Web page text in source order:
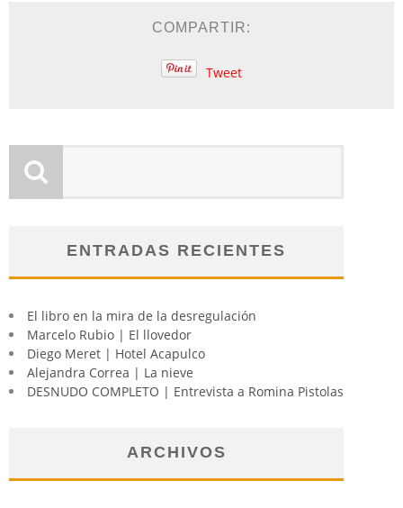
COMPARTIR:
Tweet
ENTRADAS RECIENTES
El libro en la mira de la desregulación
Marcelo Rubio | El llovedor
Diego Meret | Hotel Acapulco
Alejandra Correa | La nieve
DESNUDO COMPLETO | Entrevista a Romina Pistolas
ARCHIVOS